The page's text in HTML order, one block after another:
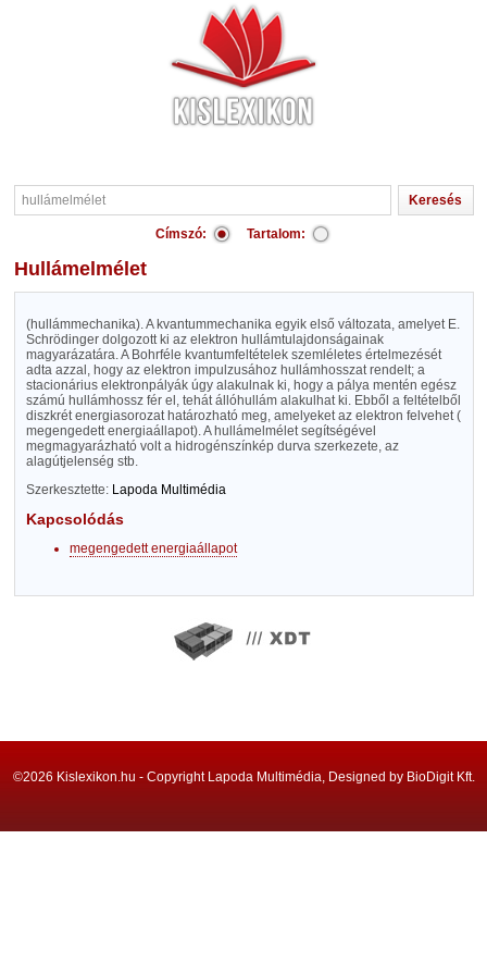
Címszó: Tartalom:
hullámelmélet
(hullámmechanika). A kvantummechanika egyik első változata, amelyet E.
Schrödinger dolgozott ki az elektron hullámtulajdonságainak
magyarázatára. A Bohrféle kvantumfeltételek szemléletes értelmezését
adta azzal, hogy az elektron impulzusához hullámhosszat rendelt; a
stacionárius elektronpályák úgy alakulnak ki, hogy a pálya mentén egész
számú hullámhossz fér el, tehát állóhullám alakulhat ki. Ebből a feltételből
diszkrét energiasorozat határozható meg, amelyeket az elektron felvehet (
megengedett energiaállapot). A hullámelmélet segítségével
megmagyarázható volt a hidrogénszínkép durva szerkezete, az
alagútjelenség stb.
Szerkesztette: Lapoda Multimédia
Kapcsolódás
megengedett energiaállapot
©2026 Kislexikon.hu - Copyright Lapoda Multimédia, Designed by BioDigit Kft.